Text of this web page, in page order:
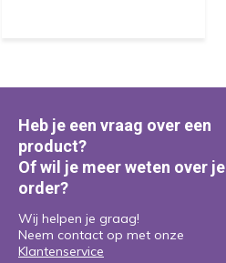
Heb je een vraag over een
product?
Of wil je meer weten over je
order?
Wij helpen je graag!
Neem contact op met onze
Klantenservice